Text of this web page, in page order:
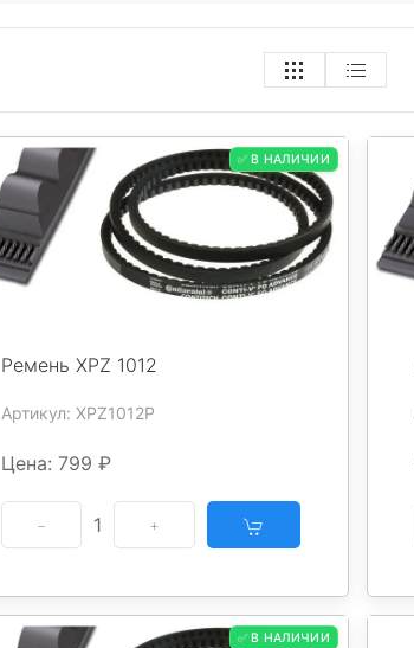
✅ В НАЛИЧИИ
Ремень XPZ 1012
Артикул: XPZ1012P
Цена: 799 ₽
1
✅ В НАЛИЧИИ